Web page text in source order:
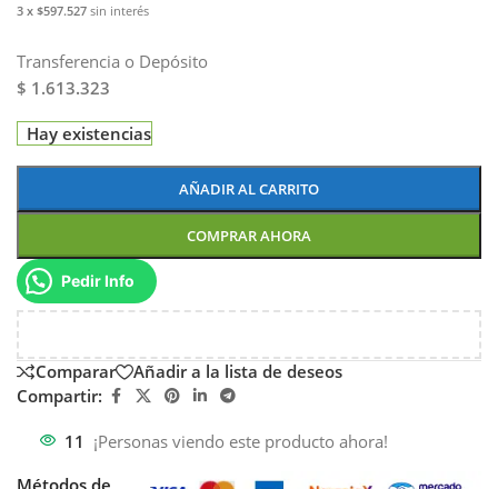
3 x $597.527 sin interés
Transferencia o Depósito
$ 1.613.323
Hay existencias
AÑADIR AL CARRITO
COMPRAR AHORA
Pedir Info
Comparar
Añadir a la lista de deseos
Compartir:
11 ¡Personas viendo este producto ahora!
Métodos de